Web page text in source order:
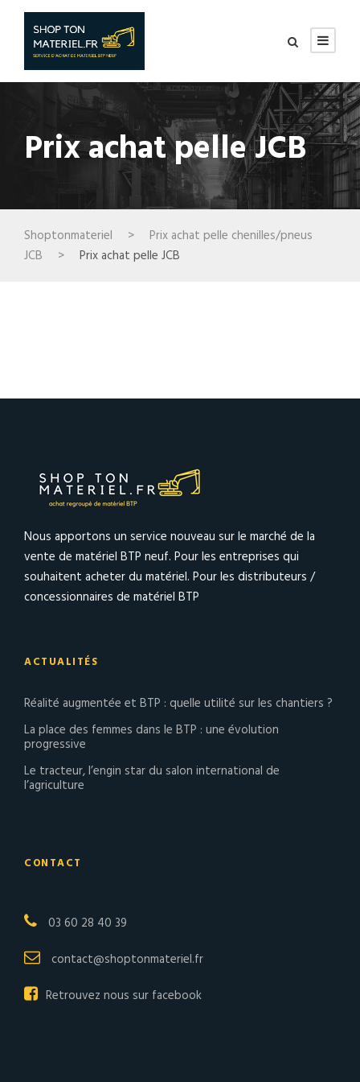
Prix achat pelle JCB
Shoptonmateriel >
Prix achat pelle chenilles/pneus
JCB
> Prix achat pelle JCB
Nous apportons un service nouveau sur le marché de la
vente de matériel BTP neuf. Pour les entreprises qui
souhaitent acheter du matériel. Pour les distributeurs /
concessionnaires de matériel BTP
ACTUALITÉS
Réalité augmentée et BTP : quelle utilité sur les chantiers ?
La place des femmes dans le BTP : une évolution
progressive
Le tracteur, l’engin star du salon international de
l’agriculture
CONTACT
03 60 28 40 39
contact@shoptonmateriel.fr
Retrouvez nous sur facebook